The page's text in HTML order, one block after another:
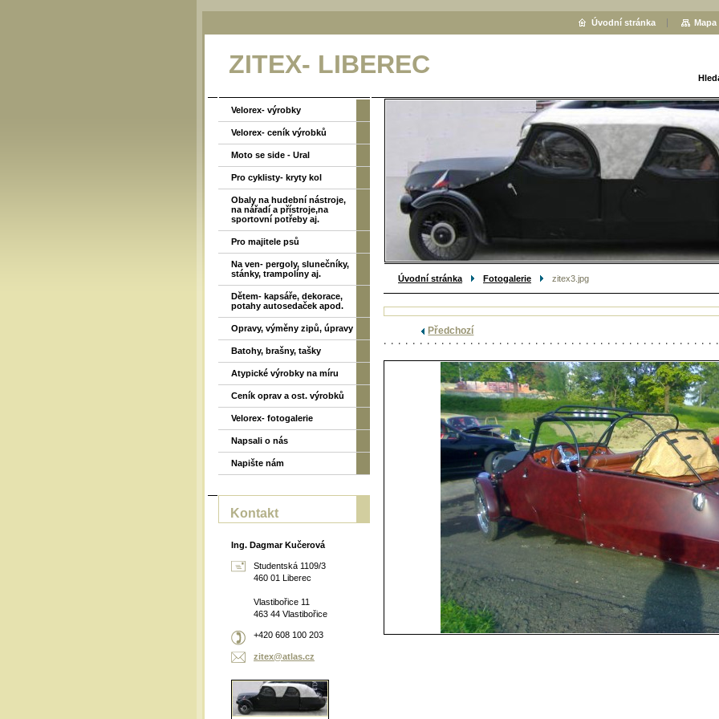
ZITEX- LIBEREC
Úvodní stránka Fotogalerie zitex3.jpg
Předchozí
Velorex- výrobky
Velorex- ceník výrobků
Moto se side - Ural
Pro cyklisty- kryty kol
Obaly na hudební nástroje,
na nářadí a přístroje,na
sportovní potřeby aj.
Pro majitele psů
Na ven- pergoly, slunečníky,
stánky, trampolíny aj.
Dětem- kapsáře, dekorace,
potahy autosedaček apod.
Opravy, výměny zipů, úpravy
Batohy, brašny, tašky
Atypické výrobky na míru
Ceník oprav a ost. výrobků
Velorex- fotogalerie
Napsali o nás
Napište nám
Kontakt
Ing. Dagmar Kučerová
Studentská 1109/3
460 01 Liberec
Vlastibořice 11
463 44 Vlastibořice
+420 608 100 203
zitex@atlas.cz
Úvodní stránka